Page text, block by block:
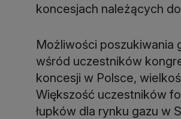
koncesjach należących
Możliwości poszukiwania
wśród uczestników
koncesji w Polsce,
Większość uczestników
łupków dla rynku gazu w